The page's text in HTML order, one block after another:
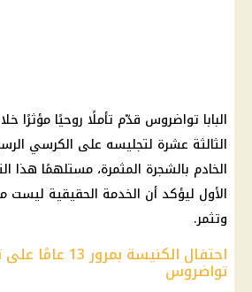
البابا تواضروس قدّم تأملًا روحيًا مؤثرًا
الثالثة عشرة لتجليسه على الكرسي
الخادم بالشجرة المثمرة، مستلهمًا هذا
الأول ليؤكد أن الخدمة الحقيقية ليست
وتثمر.
احتفال الكنيسة
تواضروس